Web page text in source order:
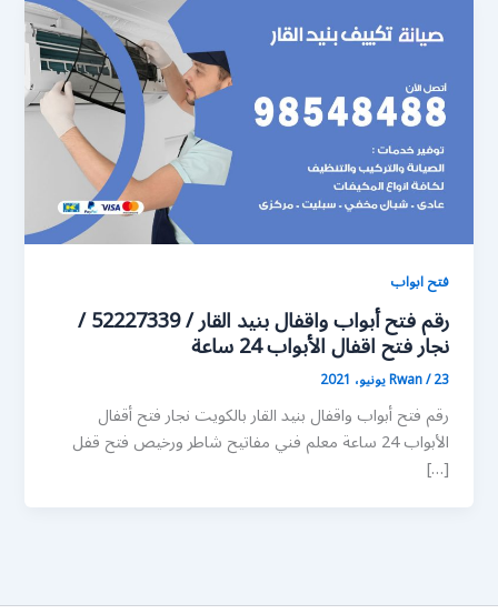
فتح ابواب
رقم فتح أبواب واقفال بنيد القار / 52227339 /
نجار فتح اقفال الأبواب 24 ساعة
Rwan/23 يونيو، 2021
رقم فتح أبواب واقفال بنيد القار بالكويت نجار فتح أقفال
الأبواب 24 ساعة معلم فني مفاتيح شاطر ورخيص فتح قفل
[…]